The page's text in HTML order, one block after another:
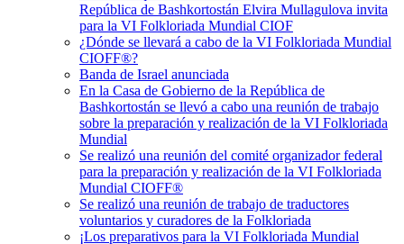
República de Bashkortostán Elvira Mullagulova invita
para la VI Folkloriada Mundial CIOF
¿Dónde se llevará a cabo de la VI Folkloriada Mundial
CIOFF®?
Banda de Israel anunciada
En la Casa de Gobierno de la República de
Bashkortostán se llevó a cabo una reunión de trabajo
sobre la preparación y realización de la VI Folkloriada
Mundial
Se realizó una reunión del comité organizador federal
para la preparación y realización de la VI Folkloriada
Mundial CIOFF®️
Se realizó una reunión de trabajo de traductores
voluntarios y curadores de la Folkloriada
¡Los preparativos para la VI Folkloriada Mundial